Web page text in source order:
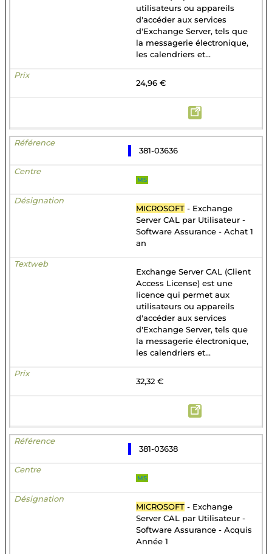
utilisateurs ou appareils
d'accéder aux services
d'Exchange Server, tels que
la messagerie électronique,
les calendriers et...
24,96 €
381-03636
MS
MICROSOFT - Exchange
Server CAL par Utilisateur -
Software Assurance - Achat 1
an
Exchange Server CAL (Client
Access License) est une
licence qui permet aux
utilisateurs ou appareils
d'accéder aux services
d'Exchange Server, tels que
la messagerie électronique,
les calendriers et...
32,32 €
381-03638
MS
MICROSOFT - Exchange
Server CAL par Utilisateur -
Software Assurance - Acquis
Année 1